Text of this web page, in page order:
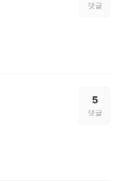
댓글
5
댓글